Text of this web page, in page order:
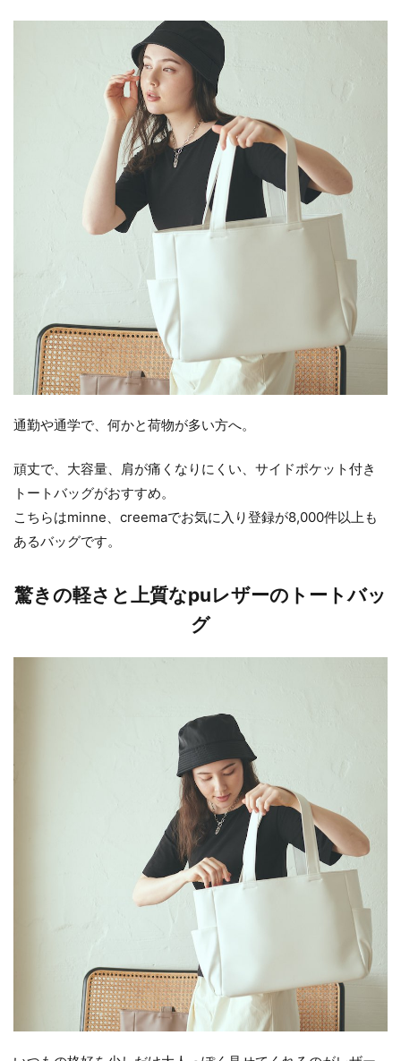
通勤や通学で、何かと荷物が多い方へ。
頑丈で、大容量、肩が痛くなりにくい、サイドポケット付き
トートバッグがおすすめ。
こちらはminne、creemaでお気に入り登録が8,000件以上も
あるバッグです。
驚きの軽さと上質なpuレザーのトートバッ
グ